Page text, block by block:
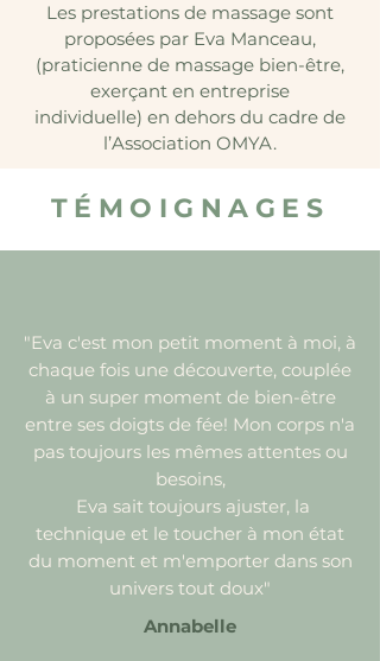
Les prestations de massage sont
proposées par Eva Manceau,
(praticienne de massage bien-être,
exerçant en entreprise
individuelle) en dehors du cadre de
l’Association OMYA.
TÉMOIGNAGES
"Eva c'est mon petit moment à moi, à
chaque fois une découverte, couplée
à un super moment de bien-être
entre ses doigts de fée! Mon corps n'a
pas toujours les mêmes attentes ou
besoins,
Eva sait toujours ajuster, la
technique et le toucher à mon état
du moment et m'emporter dans son
univers tout doux"
Annabelle